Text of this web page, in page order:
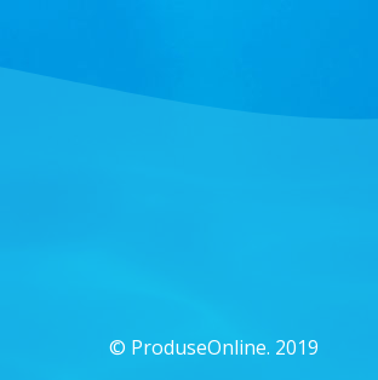
© ProduseOnline. 2019